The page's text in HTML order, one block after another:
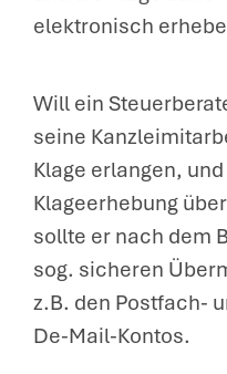
elektronisch
Will ein
seine
Klage erlangen,
Klageerhebung
sollte er nach dem
sog. sicheren
z.B. den Postfach-
De-Mail-Kontos.